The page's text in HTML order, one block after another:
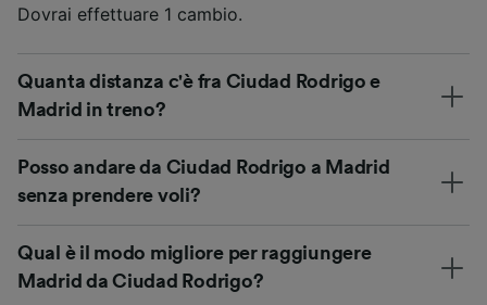
Dovrai effettuare 1 cambio.
Quanta distanza c'è fra Ciudad Rodrigo e
Madrid in treno?
Posso andare da Ciudad Rodrigo a Madrid
senza prendere voli?
Qual è il modo migliore per raggiungere
Madrid da Ciudad Rodrigo?